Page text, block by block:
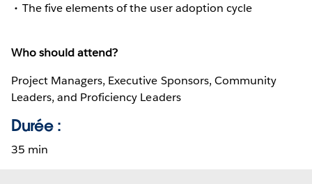
The five elements of the user adoption cycle
Who should attend?
Project Managers, Executive Sponsors, Community
Leaders, and Proficiency Leaders
Durée :
35 min